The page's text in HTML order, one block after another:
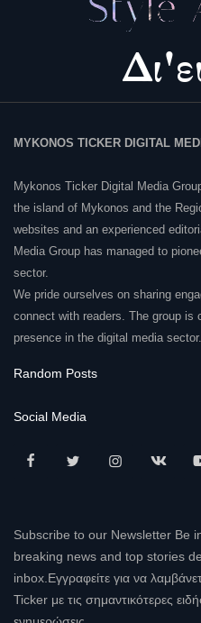
MYKONOS TICKER DIGITAL
Mykonos Ticker Digital Media
the island of Mykonos and the
websites and an experienced
Media Group has managed to
sector.
We pride ourselves on sharing
connect with readers. The group
presence in the digital media sector.
Random Posts
Social Media
Subscribe to our Newsletter Be
breaking news and top stories
inbox.Εγγραφείτε για να
Ticker με τις σημαντικότερες